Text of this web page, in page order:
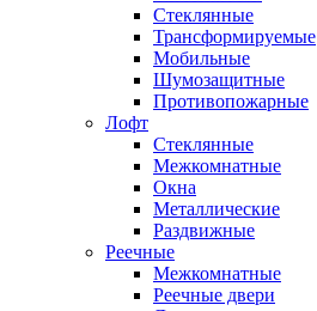
Стеклянные
Трансформируемые
Мобильные
Шумозащитные
Противопожарные
Лофт
Стеклянные
Межкомнатные
Окна
Металлические
Раздвижные
Реечные
Межкомнатные
Реечные двери